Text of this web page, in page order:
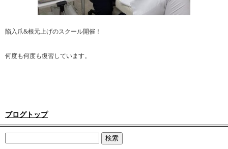
陥入爪&根元上げのスクール開催！
何度も何度も復習しています。
ブログトップ